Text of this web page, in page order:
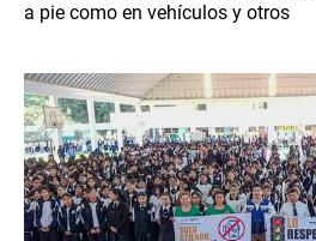
a pie como en vehículos y otros